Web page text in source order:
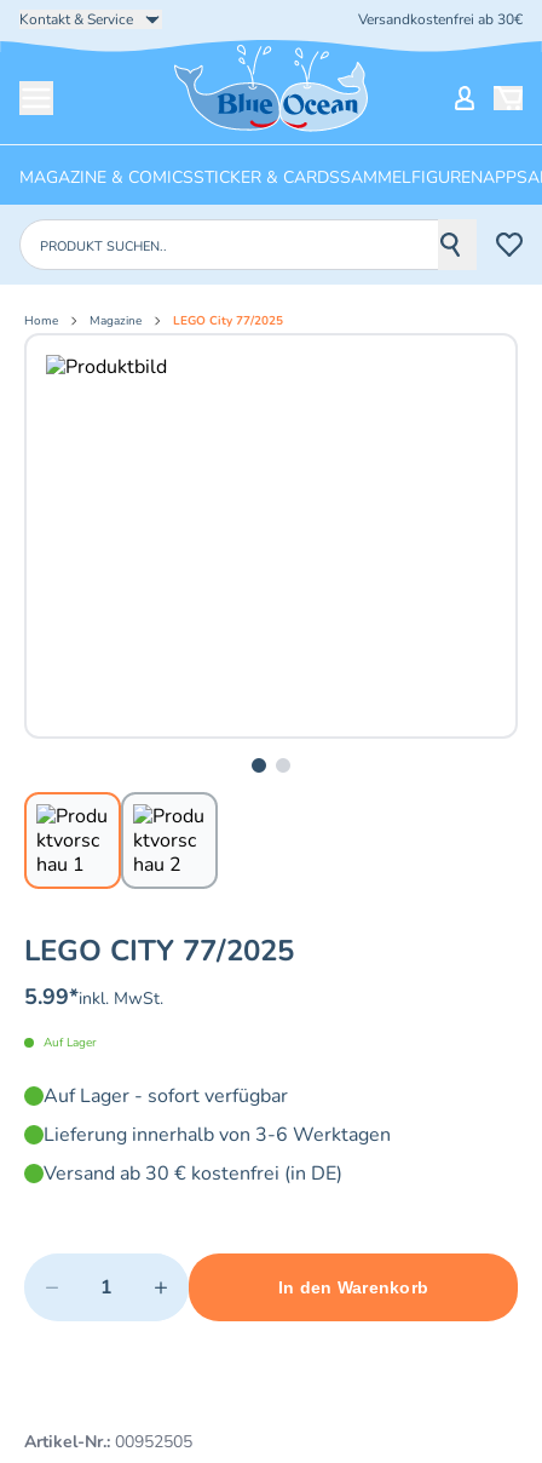
Kontakt & Service Versandkostenfrei ab 30€
Startseite
MAGAZINE & COMICSSTICKER & CARDSSAMMELFIGURENAPPS
Produkte suchen
Home Magazine LEGO City 77/2025
Aktuelles Bild: 1 von 2
LEGO CITY 77/2025
5.99*inkl. MwSt.
Auf Lager
Auf Lager - sofort verfügbar
Lieferung innerhalb von 3-6 Werktagen
Versand ab 30 € kostenfrei (in DE)
Quantity
− +
Minimum quantity: 1 Maximum quantity: 5
In den Warenkorb
Add 1 item to cart
Artikel-Nr.: 00952505